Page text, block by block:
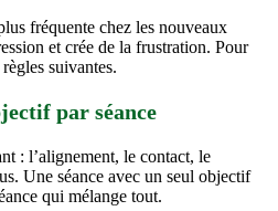
fréquente chez les nouveaux
et crée de la frustration. Pour
suivantes.
par séance
: l’alignement, le contact, le
Une séance avec un seul objectif
qui mélange tout.